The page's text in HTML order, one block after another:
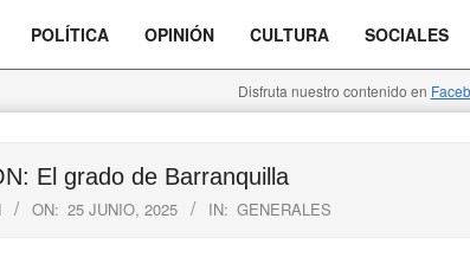
Caribe
POLÍTICA OPINIÓN CULTURA SOCIALES
Disfruta nuestro contenido en
El grado de Barranquilla
ON: 25 JUNIO, 2025 IN: GENERALES